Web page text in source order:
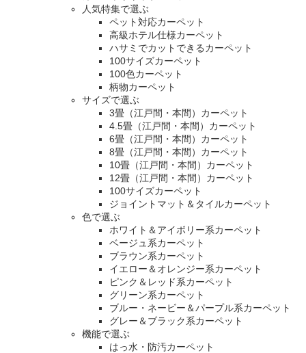
人気特集で選ぶ
ペット対応カーペット
高級ホテル仕様カーペット
ハサミでカットできるカーペット
100サイズカーペット
100色カーペット
柄物カーペット
サイズで選ぶ
3畳（江戸間・本間）カーペット
4.5畳（江戸間・本間）カーペット
6畳（江戸間・本間）カーペット
8畳（江戸間・本間）カーペット
10畳（江戸間・本間）カーペット
12畳（江戸間・本間）カーペット
100サイズカーペット
ジョイントマット＆タイルカーペット
色で選ぶ
ホワイト＆アイボリー系カーペット
ベージュ系カーペット
ブラウン系カーペット
イエロー＆オレンジー系カーペット
ピンク＆レッド系カーペット
グリーン系カーペット
ブルー・ネービー＆パープル系カーペット
グレー＆ブラック系カーペット
機能で選ぶ
はっ水・防汚カーペット